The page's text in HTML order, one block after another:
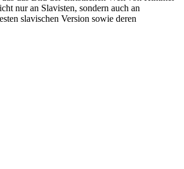
nur an Slavisten, sondern auch an
slavischen Version sowie deren